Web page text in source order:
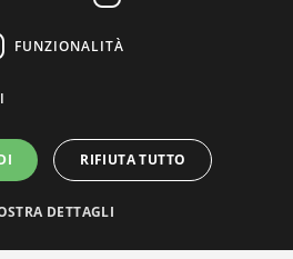
FUNZIONALITÀ
RIFIUTA TUTTO
DETTAGLI